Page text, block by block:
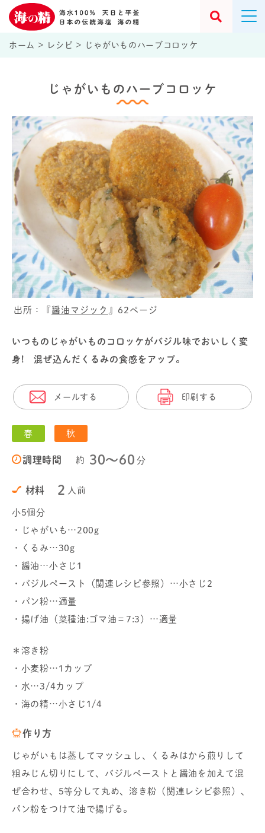
ホーム > レシピ > じゃがいものハーブコロッケ
じゃがいものハーブコロッケ
出所：『 醤油マジック 』62ページ
いつものじゃがいものコロッケがバジル味でおいしく変
身! 混ぜ込んだくるみの食感をアップ。
メールする 印刷する
春 秋
調理時間 約 30〜60 分
材料 2 人前
小5個分
・じゃがいも…200g
・くるみ…30g
・醤油…小さじ1
・バジルペースト（関連レシピ参照）…小さじ2
・パン粉…適量
・揚げ油（菜種油:ゴマ油＝7:3）…適量
＊溶き粉
・小麦粉…1カップ
・水…3/4カップ
・海の精…小さじ1/4
作り方
じゃがいもは蒸してマッシュし、くるみはから煎りして
粗みじん切りにして、バジルペーストと醤油を加えて混
ぜ合わせ、5等分して丸め、溶き粉（関連レシピ参照）、
パン粉をつけて油で揚げる。